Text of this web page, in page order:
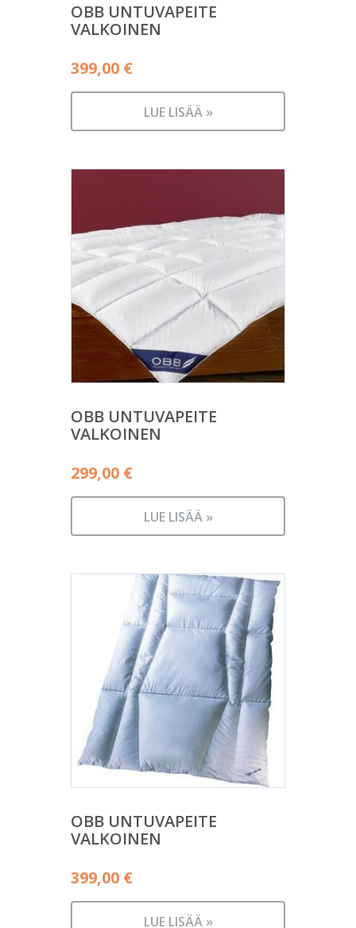
OBB UNTUVAPEITE
VALKOINEN
399,00 €
LUE LISÄÄ »
OBB UNTUVAPEITE
VALKOINEN
299,00 €
LUE LISÄÄ »
OBB UNTUVAPEITE
VALKOINEN
399,00 €
LUE LISÄÄ »